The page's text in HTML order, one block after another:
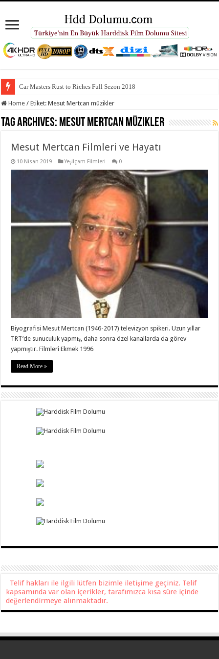
Car Masters Rust to Riches Full Sezon 2018
Home / Etiket:Mesut Mertcan müzikler
Tag Archives: Mesut Mertcan müzikler
Mesut Mertcan Filmleri ve Hayatı
10 Nisan 2019 Yeşilçam Filmleri 0
Biyografisi Mesut Mertcan (1946-2017) televizyon spikeri. Uzun yıllar
TRT’de sunuculuk yapmış, daha sonra özel kanallarda da görev
yapmıştır. Filmleri Ekmek 1996
Read More »
Telif hakları ile ilgili lütfen bizimle iletişime geçiniz. Telif
kapsamında var olan içerikler, tarafımızca kısa süre içinde
değerlendirmeye alınmaktadır.